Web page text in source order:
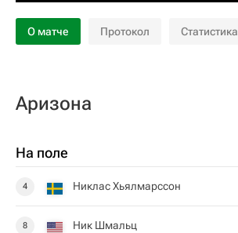
О матче Протокол Статистика
Аризона
На поле
4 Никлас Хьялмарссон
8 Ник Шмальц